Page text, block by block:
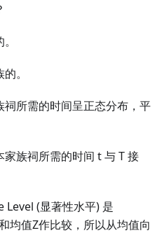
。
所需的时间呈正态分布，平
族祠所需的时间 t 与 T 接
(显著性水平) 是
均值Z作比较，所以从均值向